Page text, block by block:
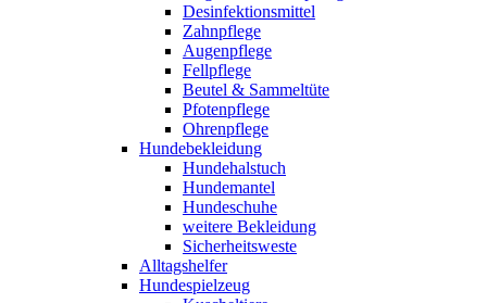
Desinfektionsmittel
Zahnpflege
Augenpflege
Fellpflege
Beutel & Sammeltüte
Pfotenpflege
Ohrenpflege
Hundebekleidung
Hundehalstuch
Hundemantel
Hundeschuhe
weitere Bekleidung
Sicherheitsweste
Alltagshelfer
Hundespielzeug